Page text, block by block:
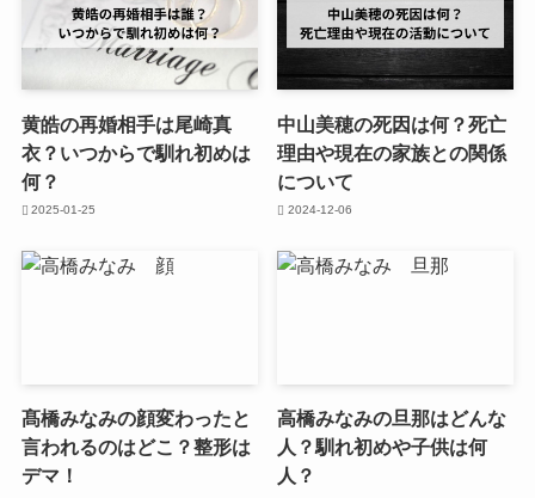
黄皓の再婚相手は尾崎真
衣？いつからで馴れ初めは
何？
2025-01-25
中山美穂の死因は何？死亡
理由や現在の家族との関係
について
2024-12-06
髙橋みなみの顔変わったと
言われるのはどこ？整形は
デマ！
高橋みなみの旦那はどんな
人？馴れ初めや子供は何
人？